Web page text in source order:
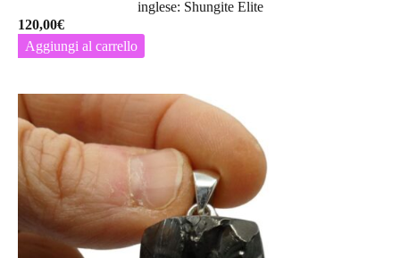
inglese: Shungite Elite
120,00€
Aggiungi al carrello